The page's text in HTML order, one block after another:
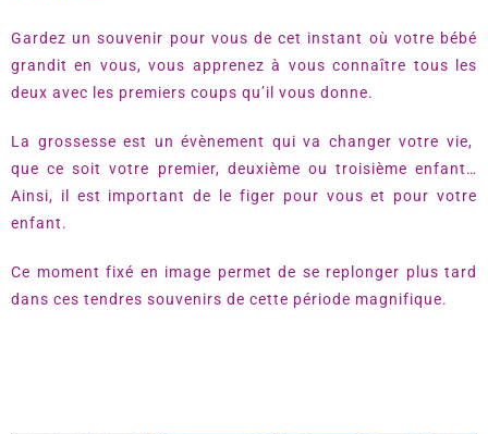
Gardez un souvenir pour vous de cet instant où votre bébé
grandit en vous, vous apprenez à vous connaître tous les
deux avec les premiers coups qu’il vous donne.
La grossesse est un évènement qui va changer votre vie,
que ce soit votre premier, deuxième ou troisième enfant…
Ainsi, il est important de le figer pour vous et pour votre
enfant.
Ce moment fixé en image permet de se replonger plus tard
dans ces tendres souvenirs de cette période magnifique.